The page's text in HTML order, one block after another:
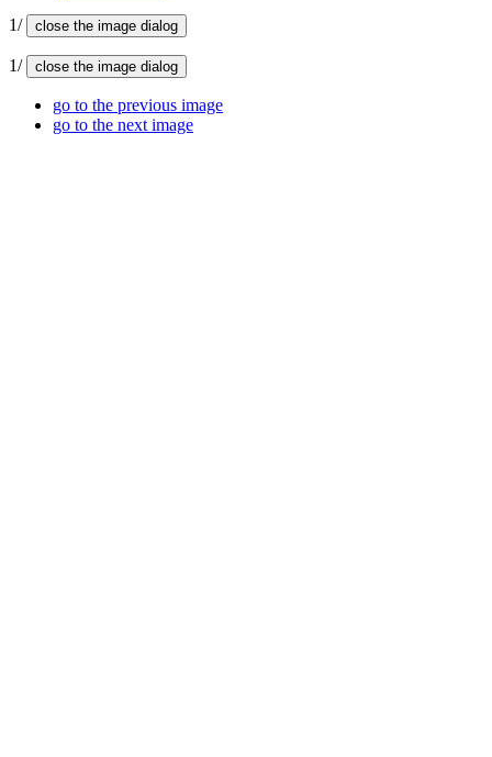
1/ close the image dialog
1/ close the image dialog
go to the previous image
go to the next image